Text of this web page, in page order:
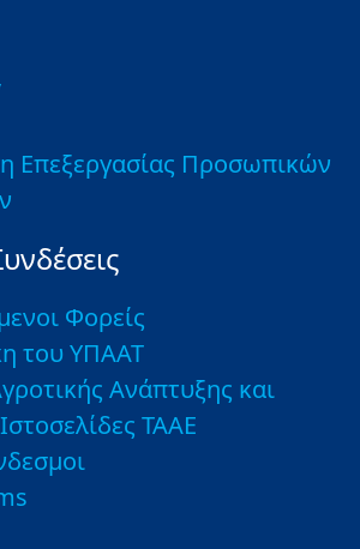
Επεξεργασίας Προσωπικών
Φορείς
του ΥΠΑΑΤ
Ανάπτυξης και
ΤΑΑΕ